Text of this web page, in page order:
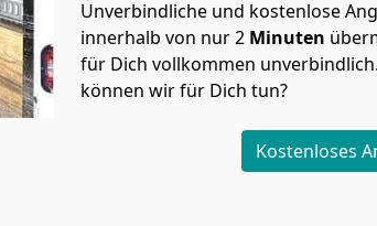
Unverbindliche und kostenlose
innerhalb von nur2 Minuten
für Dich vollkommen
können wir für Dich tun?
Kostenloses